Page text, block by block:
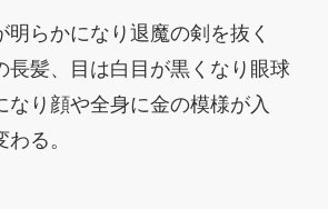
明らかになり退魔の剣を抜く
長髪、目は白目が黒くなり眼球
なり顔や全身に金の模様が入
る。